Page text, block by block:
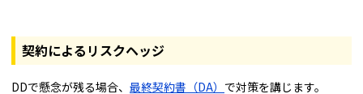
契約によるリスクヘッジ
DDで懸念が残る場合、 最終契約書（DA） で対策を講じます。